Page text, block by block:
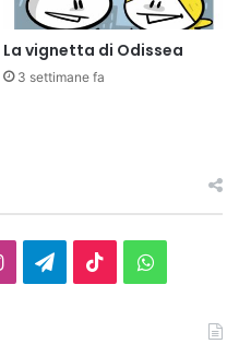
La vignetta di Odissea
3 settimane fa
InstagramTelegram
TikTok